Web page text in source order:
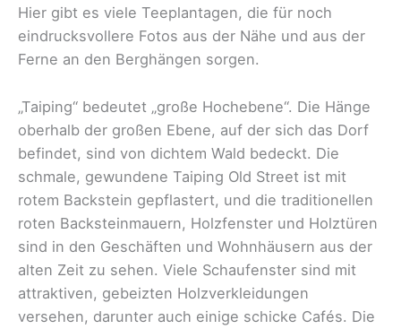
Hier gibt es viele Teeplantagen, die für noch
eindrucksvollere Fotos aus der Nähe und aus der
Ferne an den Berghängen sorgen.
„Taiping“ bedeutet „große Hochebene“. Die Hänge
oberhalb der großen Ebene, auf der sich das Dorf
befindet, sind von dichtem Wald bedeckt. Die
schmale, gewundene Taiping Old Street ist mit
rotem Backstein gepflastert, und die traditionellen
roten Backsteinmauern, Holzfenster und Holztüren
sind in den Geschäften und Wohnhäusern aus der
alten Zeit zu sehen. Viele Schaufenster sind mit
attraktiven, gebeizten Holzverkleidungen
versehen, darunter auch einige schicke Cafés. Die